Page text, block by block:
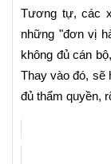
Tương tự, các
những "đơn vị
không đủ cán
Thay vào đó,
đủ thẩm quyền,